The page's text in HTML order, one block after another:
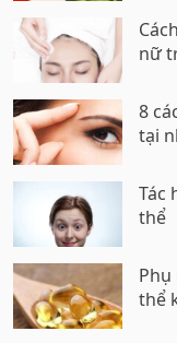
nữ
8
tại
Tác
thể
thể